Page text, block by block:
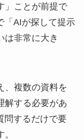
」ことが前提で
「AIが探して提示
は非常に大き
、複数の資料を
解する必要があ
問するだけで要